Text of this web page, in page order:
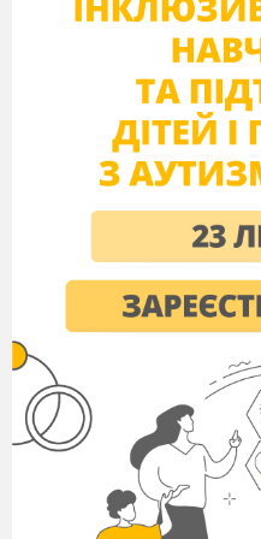
Що є
Що
ознак отруєння
2. Перевірочна
Завдання:із
шапинкових гри бів
варіант І—
варіант II —
грибів.
Печериця.
Чортів гриб.
Мухомор
Бліда поганка.
Сироїжка